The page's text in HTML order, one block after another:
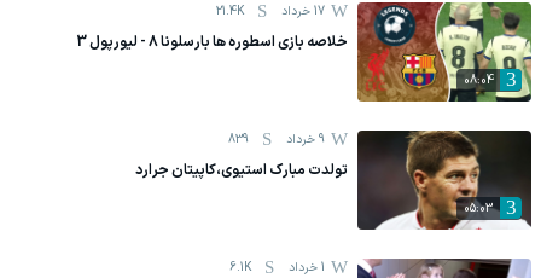
08:04
17 خرداد 21.4K
خلاصه بازی اسطوره ها بارسلونا 8 - لیورپول 3
05:03
9 خرداد 839
تولدت مبارک استیوی،کاپیتان جرارد
1 خرداد 6.1K